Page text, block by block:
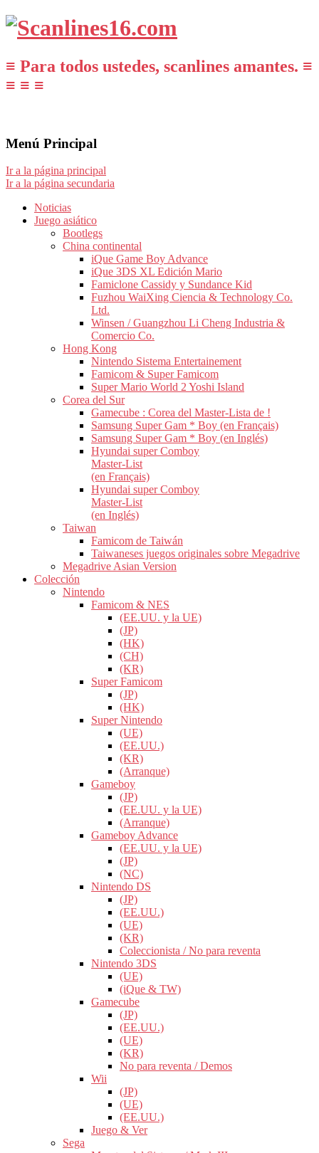
≡ Para todos ustedes, scanlines amantes. ≡
≡ ≡ ≡
Menú Principal
Ir a la página principal
Ir a la página secundaria
Noticias
Juego asiático
Bootlegs
China continental
iQue Game Boy Advance
iQue 3DS XL Edición Mario
Famiclone Cassidy y Sundance Kid
Fuzhou WaiXing Ciencia & Technology Co.
Ltd.
Winsen / Guangzhou Li Cheng Industria &
Comercio Co.
Hong Kong
Nintendo Sistema Entertainement
Famicom & Super Famicom
Super Mario World 2 Yoshi Island
Corea del Sur
Gamecube : Corea del Master-Lista de !
Samsung Super Gam * Boy (en Français)
Samsung Super Gam * Boy (en Inglés)
Hyundai super Comboy
Master-List
(en Français)
Hyundai super Comboy
Master-List
(en Inglés)
Taiwan
Famicom de Taiwán
Taiwaneses juegos originales sobre Megadrive
Megadrive Asian Version
Colección
Nintendo
Famicom & NES
(EE.UU. y la UE)
(JP)
(HK)
(CH)
(KR)
Super Famicom
(JP)
(HK)
Super Nintendo
(UE)
(EE.UU.)
(KR)
(Arranque)
Gameboy
(JP)
(EE.UU. y la UE)
(Arranque)
Gameboy Advance
(EE.UU. y la UE)
(JP)
(NC)
Nintendo DS
(JP)
(EE.UU.)
(UE)
(KR)
Coleccionista / No para reventa
Nintendo 3DS
(UE)
(iQue & TW)
Gamecube
(JP)
(EE.UU.)
(UE)
(KR)
No para reventa / Demos
Wii
(JP)
(UE)
(EE.UU.)
Juego & Ver
Sega